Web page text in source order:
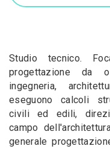
Studio tecnico.
progettazione
ingegneria,
eseguono calcoli
civili ed edili,
campo
generale